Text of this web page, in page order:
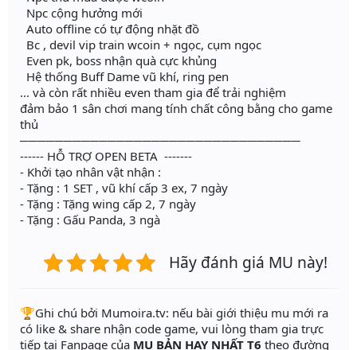
Npc cộng hưởng mới
Auto offline có tự động nhặt đồ
Bc , devil vip train wcoin + ngọc, cụm ngọc
Even pk, boss nhận quà cực khủng
Hệ thống Buff Dame vũ khí, ring pen
... và còn rất nhiều even tham gia để trải nghiệm
đảm bảo 1 sân chơi mang tính chất công bằng cho game
thủ
────────────────────────────────
------ HỖ TRỢ OPEN BETA -------
- Khởi tạo nhân vật nhận :
- Tặng : 1 SET , vũ khí cấp 3 ex, 7 ngày
- Tặng : Tặng wing cấp 2, 7 ngày
- Tặng : Gấu Panda, 3 ngà
Hãy đánh giá MU này!
️🏆Ghi chú bởi Mumoira.tv: nếu bài giới thiệu mu mới ra
có like & share nhận code game, vui lòng tham gia trực
tiếp tại Fanpage của MU BẢN HAY NHẤT T6 theo đường